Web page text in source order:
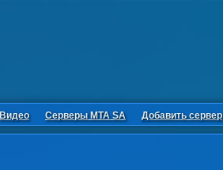
Видео Серверы MTA SA Добавить сервер